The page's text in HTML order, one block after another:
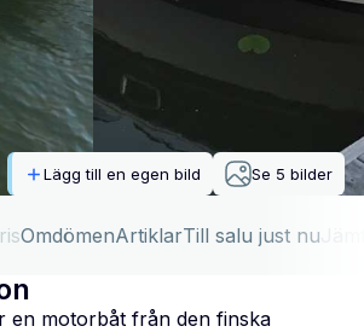
Lägg till en egen bild Se 5 bilder
OmdömenArtiklarTill salu just nu
en motorbåt från den finska